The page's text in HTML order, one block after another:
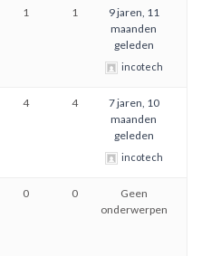
1 1
9 jaren, 11
maanden
geleden
incotech
4 4
7 jaren, 10
maanden
geleden
incotech
0 0
Geen
onderwerpen